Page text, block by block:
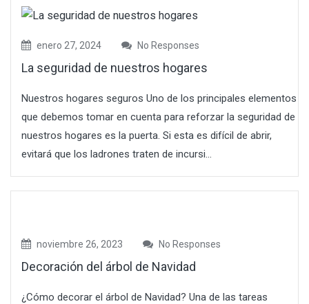
enero 27, 2024 No Responses
La seguridad de nuestros hogares
Nuestros hogares seguros Uno de los principales elementos
que debemos tomar en cuenta para reforzar la seguridad de
nuestros hogares es la puerta. Si esta es difícil de abrir,
evitará que los ladrones traten de incursi...
noviembre 26, 2023 No Responses
Decoración del árbol de Navidad
¿Cómo decorar el árbol de Navidad? Una de las tareas